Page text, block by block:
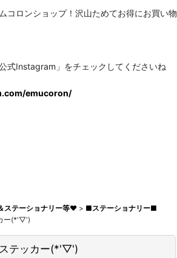
コロンショップ！沢山ためてお得にお買い物
式Instagram」をチェックしてくださいね
emucoron/
ステーショナリー等♥ > ■ステーショナリー■
ー(*'▽')
ステッカー(*'▽')